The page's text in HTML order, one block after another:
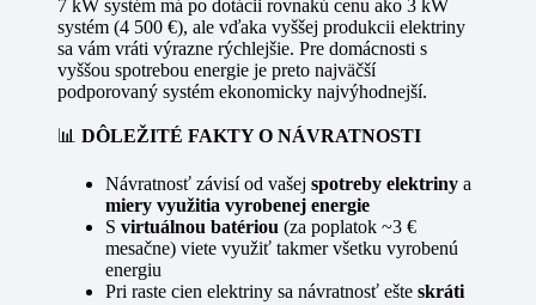
7 kW systém má po dotácii rovnakú cenu ako 3 kW
systém (4 500 €), ale vďaka vyššej produkcii elektriny
sa vám vráti výrazne rýchlejšie. Pre domácnosti s
vyššou spotrebou energie je preto najväčší
podporovaný systém ekonomicky najvýhodnejší.
📊 DÔLEŽITÉ FAKTY O NÁVRATNOSTI
Návratnosť závisí od vašej spotreby elektriny a
miery využitia vyrobenej energie
S virtuálnou batériou (za poplatok ~3 €
mesačne) viete využiť takmer všetku vyrobenú
energiu
Pri raste cien elektriny sa návratnosť ešte skráti